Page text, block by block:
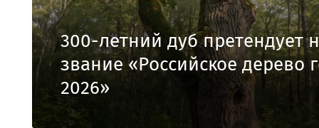
300-летний дуб претендует
звание «Российское дерево
2026»